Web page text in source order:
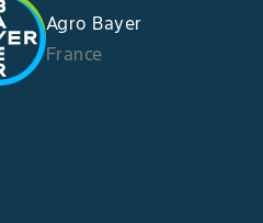
Agro Bayer
France